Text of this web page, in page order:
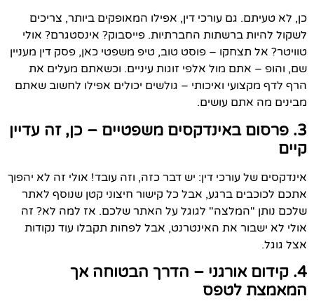
כן, לא טעיתם. גם עורכי דין, אפילו המאופקים ביותר, צריכים
לשקול להיות ברשתות החברתיות. פייסבוק? אינסטגרם? אולי
טוויטר? אל תצחקו – פוסט טוב, טיפ משפטי כאן, פסק דין מעניין
שם, והופ – אתם מול אלפי זוגות עיניים. וכשאתם מעלים את
הרף לדף מקצועי ואיכותי – גולשים יכולים אפילו לחשוב שאתם
מבינים מה אתם עושים.
3. פרסום באינדקסים משפטיים – כן, זה עדיין
קיים
אינדקסים של עורכי דין: יש דבר כזה, וזה עובד! אולי זה לא יהפוך
אתכם לכוכבים ברגע, אבל כל קישור חיצוני קטן שנוסף לאתר
שלכם נותן "המלצה" לגוגל על האתר שלכם. אז למה לא? זה
אולי לא ישבור את האינטרנט, אבל לפחות תקבלו עוד נקודות
אצל גוגל.
4. קידום אורגני – הדרך הבטוחה אך
המאמצת לטפס